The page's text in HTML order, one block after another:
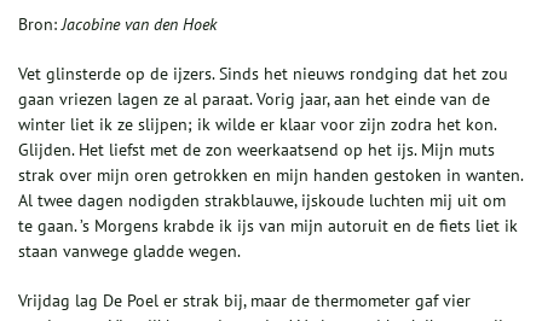
Bron:Jacobine van den Hoek
Vet glinsterde op de ijzers. Sinds het nieuws rondging dat het zou
gaan vriezen lagen ze al paraat. Vorig jaar, aan het einde van de
winter liet ik ze slijpen; ik wilde er klaar voor zijn zodra het kon.
Glijden. Het liefst met de zon weerkaatsend op het ijs. Mijn muts
strak over mijn oren getrokken en mijn handen gestoken in wanten.
Al twee dagen nodigden strakblauwe, ijskoude luchten mij uit om
te gaan. ’s Morgens krabde ik ijs van mijn autoruit en de fiets liet ik
staan vanwege gladde wegen.
Vrijdag lag De Poel er strak bij, maar de thermometer gaf vier